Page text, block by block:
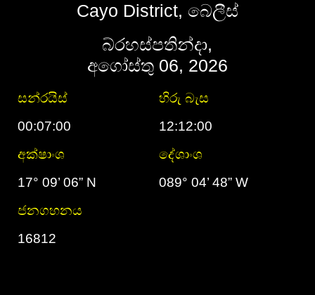
Cayo District, බෙලීස්
බ්රහස්පතින්දා,
අගෝස්තු 06, 2026
සන්රයිස්
හිරු බැස
00:07:00
12:12:00
අක්ෂාංශ
දේශාංශ
17° 09’ 06” N
089° 04’ 48” W
ජනගහනය
16812